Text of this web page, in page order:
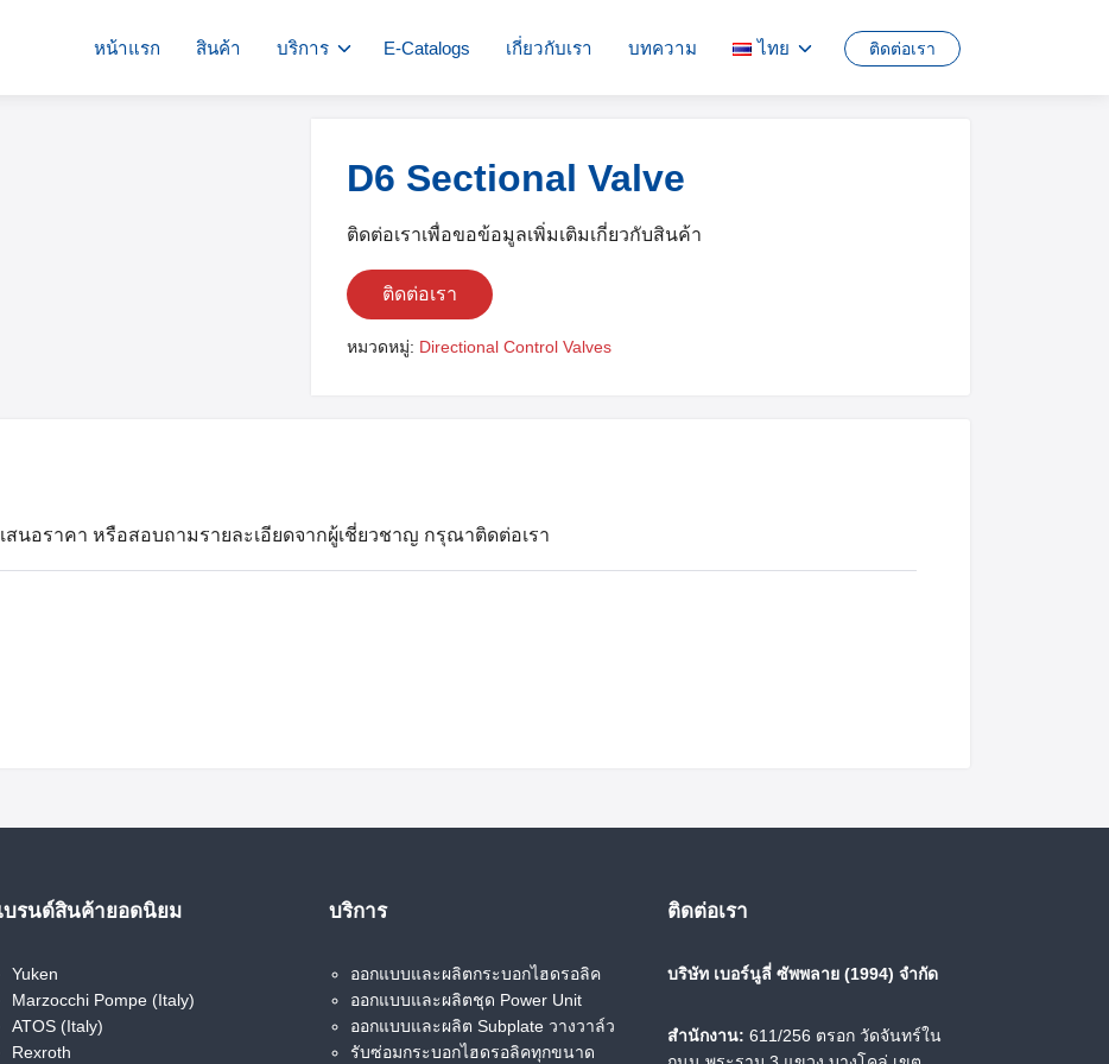
หน้าแรก สินค้า บริการ E-Catalogs เกี่ยวกับเรา บทความ ไทย ติดต่อเรา
D6 Sectional Valve
ติดต่อเราเพื่อขอข้อมูลเพิ่มเติมเกี่ยวกับสินค้า
ติดต่อเรา
หมวดหมู่: Directional Control Valves
นอราคา หรือสอบถามรายละเอียดจากผู้เชี่ยวชาญ กรุณาติดต่อเรา
บรนด์สินค้ายอดนิยม
Yuken
Marzocchi Pompe (Italy)
ATOS (Italy)
Rexroth
บริการ
ออกแบบและผลิตกระบอกไฮดรอลิค
ออกแบบและผลิตชุด Power Unit
ออกแบบและผลิต Subplate วางวาล์ว
รับซ่อมกระบอกไฮดรอลิคทุกขนาด
ติดต่อเรา
บริษัท เบอร์นูลี่ ซัพพลาย (1994) จำกัด
สำนักงาน: 611/256 ตรอก วัดจันทร์ใน